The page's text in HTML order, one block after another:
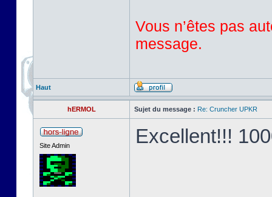
Vous n’êtes pas
message.
Haut
hERMOL Sujet du message : Re: Cruncher UPKR
Site Admin Excellent!!!